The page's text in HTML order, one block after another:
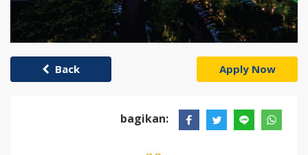
Back Apply Now
bagikan: